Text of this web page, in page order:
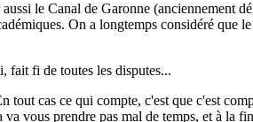
le Canal de Garonne (anciennement
On a longtemps considéré
fait fi de toutes les disputes...
cas ce qui compte, c'est que c'est
vous prendre pas mal de temps, et à la